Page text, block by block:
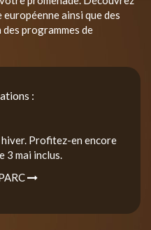
européenne ainsi que des
programmes de
:
Profitez-en encore
3 mai inclus.